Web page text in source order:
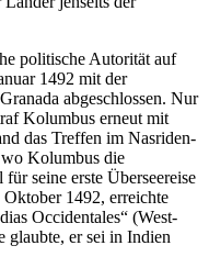
politische Autorität auf
1492 mit der
abgeschlossen. Nur
Kolumbus erneut mit
das Treffen im Nasriden-
wo Kolumbus die
seine erste Überseereise
1492, erreichte
Occidentales“ (West-
glaubte, er sei in Indien